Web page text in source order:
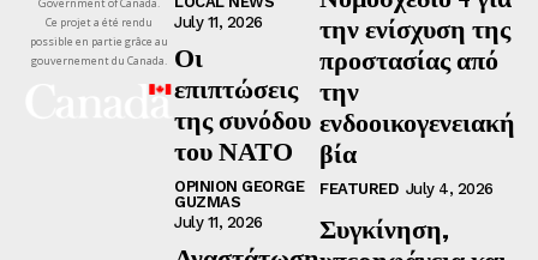
Government of Canada.
Ce projet a été rendu
possible en partie grâce au
gouvernement du Canada.
July 11, 2026
Οι
επιπτώσεις
της συνόδου
του ΝΑΤΟ
OPINION GEORGE
GUZMAS
July 11, 2026
την ενίσχυση της
προστασίας από
την
ενδοοικογενειακή
βία
FEATURED July 4, 2026
Συγκίνηση,